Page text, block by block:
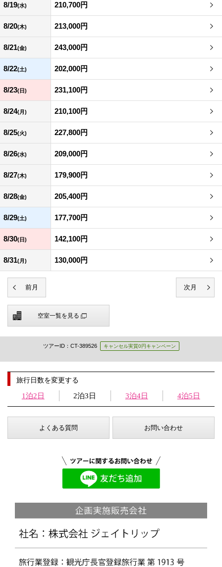
8/19(水) 210,700円
8/20(木) 213,000円
8/21(金) 243,000円
8/22(土) 202,000円
8/23(日) 231,100円
8/24(月) 210,100円
8/25(火) 227,800円
8/26(水) 209,000円
8/27(木) 179,900円
8/28(金) 205,400円
8/29(土) 177,700円
8/30(日) 142,100円
8/31(月) 130,000円
空室一覧を見る
ツアーID：CT-389526 キャンセル実質0円キャンペーン
旅行日数を変更する
1泊2日 2泊3日 3泊4日 4泊5日
よくある質問 お問い合わせ